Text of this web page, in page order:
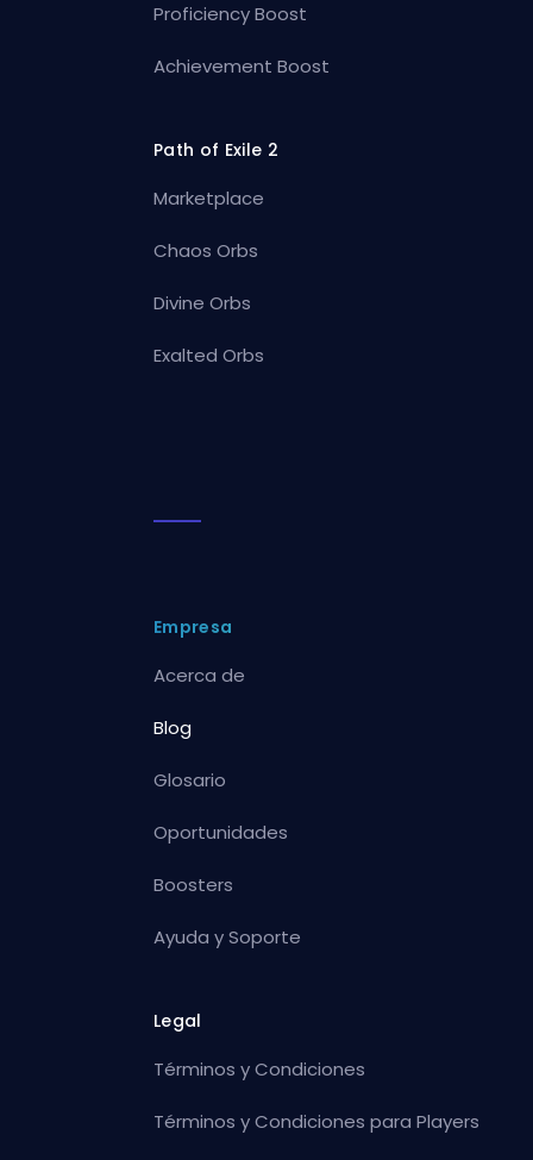
Proficiency Boost
Achievement Boost
Path of Exile 2
Marketplace
Chaos Orbs
Divine Orbs
Exalted Orbs
Empresa
Acerca de
Blog
Glosario
Oportunidades
Boosters
Ayuda y Soporte
Legal
Términos y Condiciones
Términos y Condiciones para Players